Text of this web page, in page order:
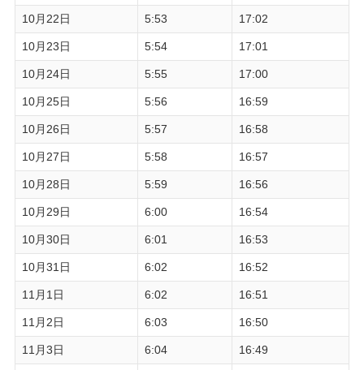
10月22日 5:53 17:02
10月23日 5:54 17:01
10月24日 5:55 17:00
10月25日 5:56 16:59
10月26日 5:57 16:58
10月27日 5:58 16:57
10月28日 5:59 16:56
10月29日 6:00 16:54
10月30日 6:01 16:53
10月31日 6:02 16:52
11月1日 6:02 16:51
11月2日 6:03 16:50
11月3日 6:04 16:49